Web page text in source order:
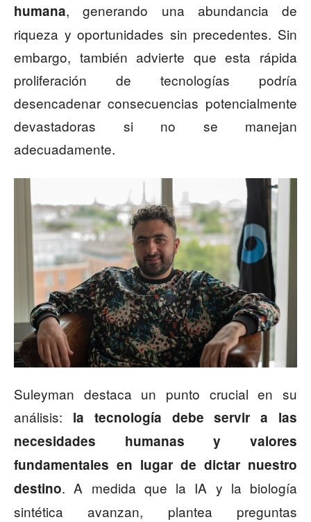
humana, generando una abundancia de
riqueza y oportunidades sin precedentes. Sin
embargo, también advierte que esta rápida
proliferación de tecnologías podría
desencadenar consecuencias potencialmente
devastadoras si no se manejan
adecuadamente.
Suleyman destaca un punto crucial en su
análisis: la tecnología debe servir a las
necesidades humanas y valores
fundamentales en lugar de dictar nuestro
destino. A medida que la IA y la biología
sintética avanzan, plantea preguntas